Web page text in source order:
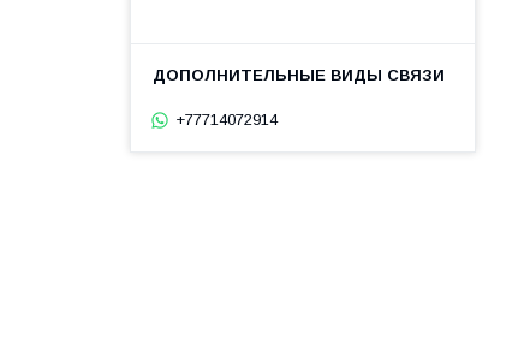
+77714072914